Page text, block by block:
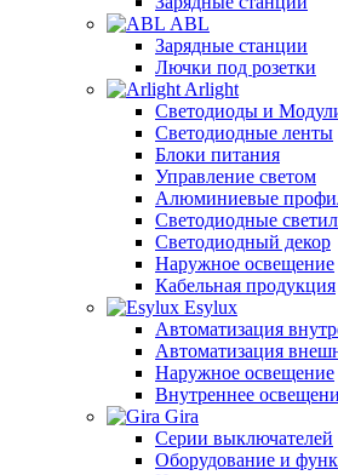
ABL
Зарядные станции
Лючки под розетки
Arlight
Светодиоды и
Светодиодные ленты
Блоки питания
Управление светом
Алюминиевые
Светодиодные
Светодиодный декор
Наружное освещение
Кабельная продукция
Esylux
Автоматизация
Автоматизация
Наружное освещение
Внутреннее
Gira
Серии выключателей
Оборудование и